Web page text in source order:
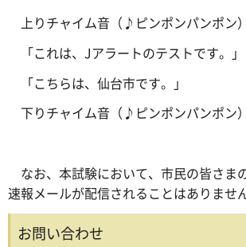
上りチャイム音（♪ピンポンパンポン）
「これは、Jアラートのテストです。
「こちらは、仙台市です。」
下りチャイム音（♪ピンポンパンポン）
なお、本試験において、市民の皆さま
速報メールが配信されることはありません
お問い合わせ